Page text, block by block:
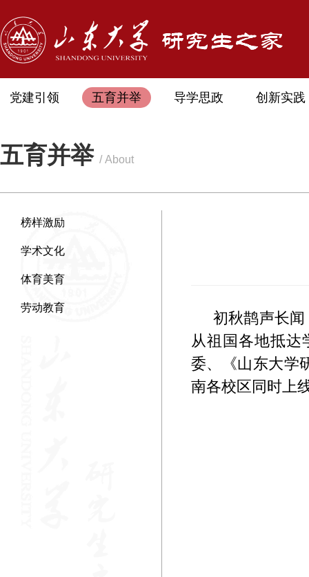
党建引领 五育并举 导学思政 创新实践
五育并举 / About
榜样激励
学术文化
体育美育
劳动教育
初秋鹊声长闻
从祖国各地抵达
委、《山东大学
南各校区同时上